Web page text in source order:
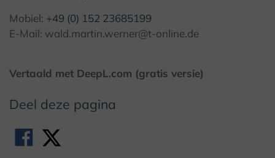
Mobiel: +49 (0) 152 23685199
E-Mail: wald.martin.werner@t-online.de
Vertaald met DeepL.com (gratis versie)
Deel deze pagina